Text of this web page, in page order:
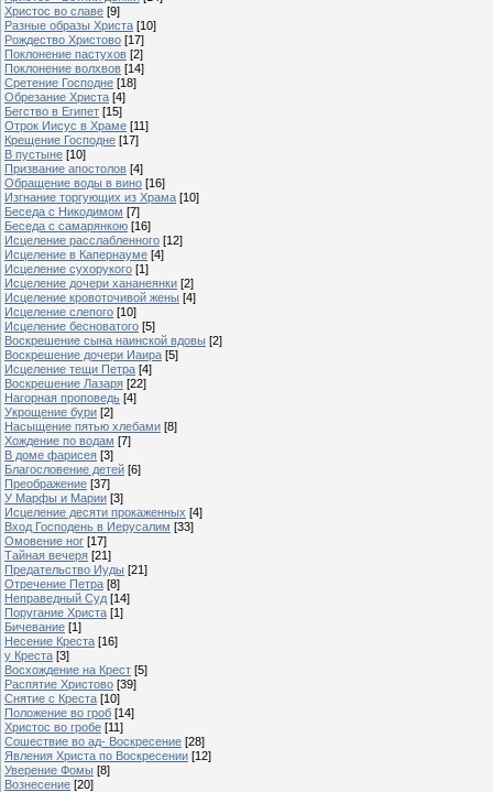
Христос во славе [9]
Разные образы Христа [10]
Рождество Христово [17]
Поклонение пастухов [2]
Поклонение волхвов [14]
Сретение Господне [18]
Обрезание Христа [4]
Бегство в Египет [15]
Отрок Иисус в Храме [11]
Крещение Господне [17]
В пустыне [10]
Призвание апостолов [4]
Обращение воды в вино [16]
Изгнание торгующих из Храма [10]
Беседа с Никодимом [7]
Беседа с самарянкою [16]
Исцеление расслабленного [12]
Исцеление в Капернауме [4]
Исцеление сухорукого [1]
Исцеление дочери хананеянки [2]
Исцеление кровоточивой жены [4]
Исцеление слепого [10]
Исцеление бесноватого [5]
Воскрешение сына наинской вдовы [2]
Воскрешение дочери Иаира [5]
Исцеление тещи Петра [4]
Воскрешение Лазаря [22]
Нагорная проповедь [4]
Укрощение бури [2]
Насыщение пятью хлебами [8]
Хождение по водам [7]
В доме фарисея [3]
Благословение детей [6]
Преображение [37]
У Марфы и Марии [3]
Исцеление десяти прокаженных [4]
Вход Господень в Иерусалим [33]
Омовение ног [17]
Тайная вечеря [21]
Предательство Иуды [21]
Отречение Петра [8]
Неправедный Суд [14]
Поругание Христа [1]
Бичевание [1]
Несение Креста [16]
у Креста [3]
Восхождение на Крест [5]
Распятие Христово [39]
Снятие с Креста [10]
Положение во гроб [14]
Христос во гробе [11]
Сошествие во ад- Воскресение [28]
Явления Христа по Воскресении [12]
Уверение Фомы [8]
Вознесение [20]